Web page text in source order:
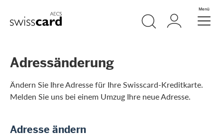
Header
Logo Meta Navigation
SucheLogin Menü
Adressänderung
Ändern Sie Ihre Adresse für Ihre Swisscard-Kreditkarte.
Melden Sie uns bei einem Umzug Ihre neue Adresse.
Adresse ändern